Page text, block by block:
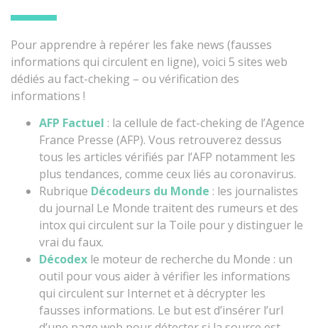
Pour apprendre à repérer les fake news (fausses
informations qui circulent en ligne), voici 5 sites web
dédiés au fact-cheking – ou vérification des
informations !
AFP Factuel : la cellule de fact-cheking de l’Agence
France Presse (AFP). Vous retrouverez dessus
tous les articles vérifiés par l’AFP notamment les
plus tendances, comme ceux liés au coronavirus.
Rubrique Décodeurs du Monde : les journalistes
du journal Le Monde traitent des rumeurs et des
intox qui circulent sur la Toile pour y distinguer le
vrai du faux.
Décodex le moteur de recherche du Monde : un
outil pour vous aider à vérifier les informations
qui circulent sur Internet et à décrypter les
fausses informations. Le but est d’insérer l’url